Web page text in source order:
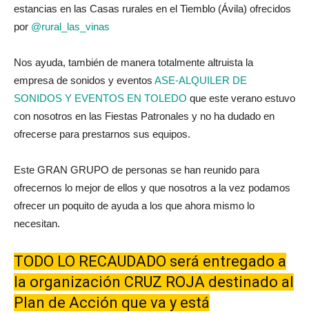
estancias en las Casas rurales en el Tiemblo (Ávila) ofrecidos
por @rural_las_vinas
Nos ayuda, también de manera totalmente altruista la
empresa de sonidos y eventos ASE-ALQUILER DE
SONIDOS Y EVENTOS EN TOLEDO que este verano estuvo
con nosotros en las Fiestas Patronales y no ha dudado en
ofrecerse para prestarnos sus equipos.
Este GRAN GRUPO de personas se han reunido para
ofrecernos lo mejor de ellos y que nosotros a la vez podamos
ofrecer un poquito de ayuda a los que ahora mismo lo
necesitan.
TODO LO RECAUDADO será entregado a
la organización CRUZ ROJA destinado al
Plan de Acción que va y está